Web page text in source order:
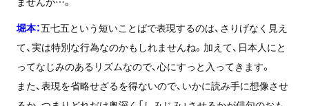
堀本：五七五という短いことばで表現するのは、さりげなく見え
て、実は特別な行為なのかもしれませんね。加えて、日本人にと
ってなじみのあるリズムなので、心にすっと入ってきます。
また、表現を省略せざるを得ないので、いかに読み手に想像させ